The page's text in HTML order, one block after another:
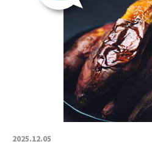
2025.12.05